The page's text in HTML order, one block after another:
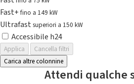
Fast+fino a 149 kW
Ultrafast superiori a 150 kW
Accessibile h24
Applica
Cancella filtri
Carica altre colonnine
Attendi qualche